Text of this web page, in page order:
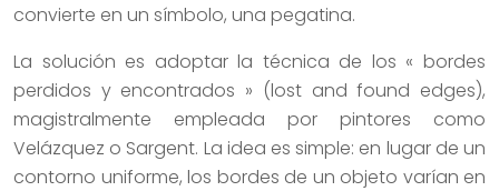
convierte en un símbolo, una pegatina.
La solución es adoptar la técnica de los « bordes
perdidos y encontrados » (lost and found edges),
magistralmente empleada por pintores como
Velázquez o Sargent. La idea es simple: en lugar de un
contorno uniforme, los bordes de un objeto varían en